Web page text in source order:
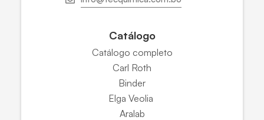
Catálogo
Catálogo completo
Carl Roth
Binder
Elga Veolia
Aralab